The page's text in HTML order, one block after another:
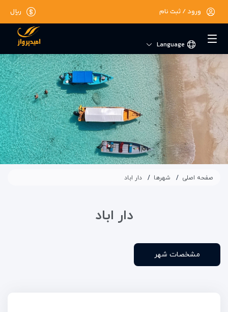
ریال ورود / ثبت نام
Language
صفحه اصلی شهرها دار اباد
دار اباد
مشخصات شهر